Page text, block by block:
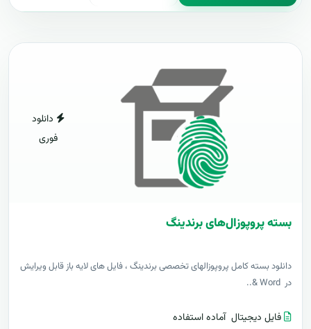
دانلود
فوری
بسته پروپوزال‌های برندینگ
دانلود بسته کامل پروپوزالهای تخصصی برندینگ ، فایل های لایه باز قابل ویرایش
در Word &..
فایل دیجیتال آماده استفاده